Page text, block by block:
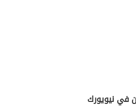
في نيويورك